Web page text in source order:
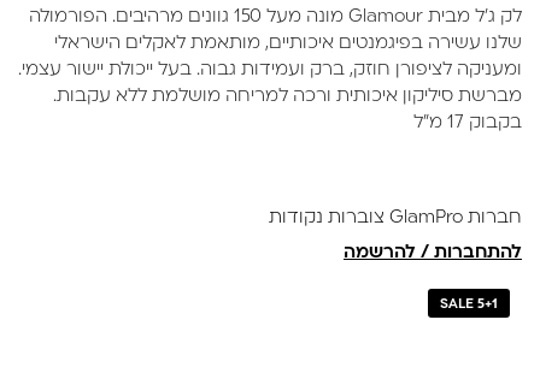
היה:
₪59.
הוא:
₪39.
לק ג'ל מבית Glamour מונה מעל 150 גוונים מרהיבים. הפורמולה
שלנו עשירה בפיגמנטים איכותיים, מותאמת לאקלים הישראלי
ומעניקה לציפורן חוזק, ברק ועמידות גבוה. בעל ייכולת יישור עצמי.
מברשת סיליקון איכותית ורכה למריחה מושלמת ללא עקבות.
בקבוק 17 מ"ל
חברות GlamPro צוברות נקודות
להתחברות / להרשמה
SALE 5+1